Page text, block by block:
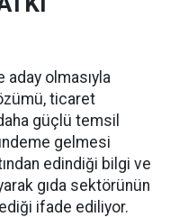
olmasıyla
ticaret
güçlü temsil
gelmesi
edindiği bilgi ve
gıda sektörünün
ifade ediliyor.